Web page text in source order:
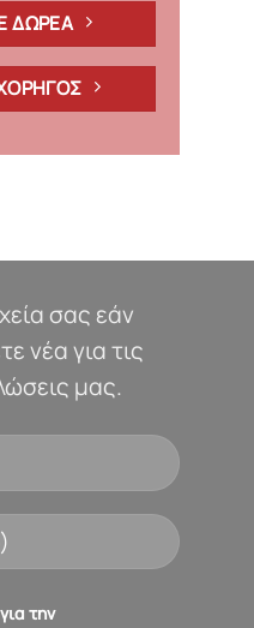
ΔΩΡΕΑ
σας εάν
νέα για τις
μας.
την